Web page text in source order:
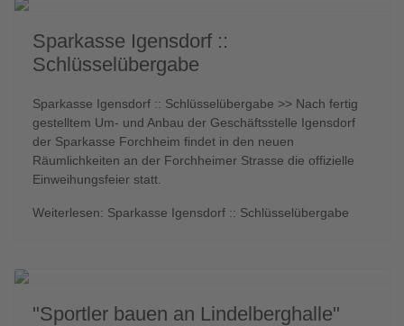
Sparkasse Igensdorf ::
Schlüsselübergabe
Sparkasse Igensdorf :: Schlüsselübergabe >> Nach fertig
gestelltem Um- und Anbau der Geschäftsstelle Igensdorf
der Sparkasse Forchheim findet in den neuen
Räumlichkeiten an der Forchheimer Strasse die offizielle
Einweihungsfeier statt.
Weiterlesen: Sparkasse Igensdorf :: Schlüsselübergabe
"Sportler bauen an Lindelberghalle"